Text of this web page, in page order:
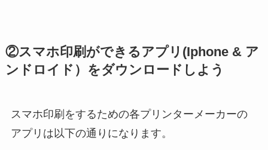
②スマホ印刷ができるアプリ(Iphone & ア
ンドロイド）をダウンロードしよう
スマホ印刷をするための各プリンターメーカーの
アプリは以下の通りになります。